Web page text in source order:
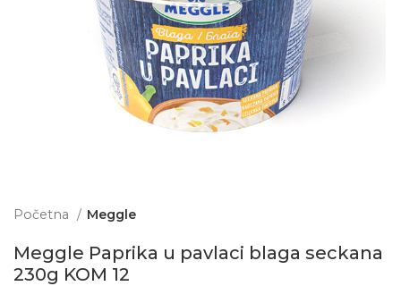
Početna Meggle
Meggle Paprika u pavlaci blaga seckana
230g KOM 12